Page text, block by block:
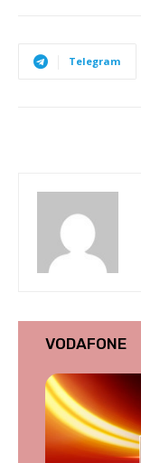
Telegram
VODAFONE